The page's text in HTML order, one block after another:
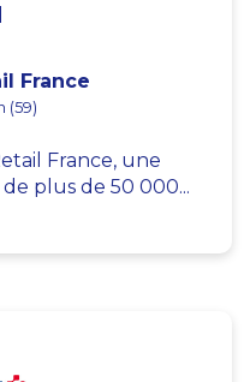
France
(59)
France, une
plus de 50 000...